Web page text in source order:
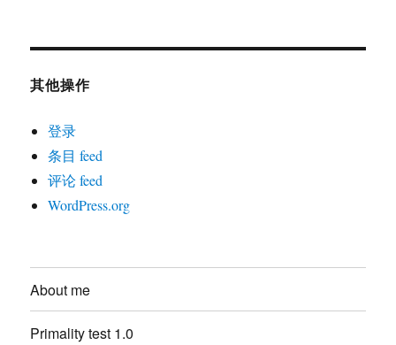
其他操作
登录
条目 feed
评论 feed
WordPress.org
About me
Primality test 1.0